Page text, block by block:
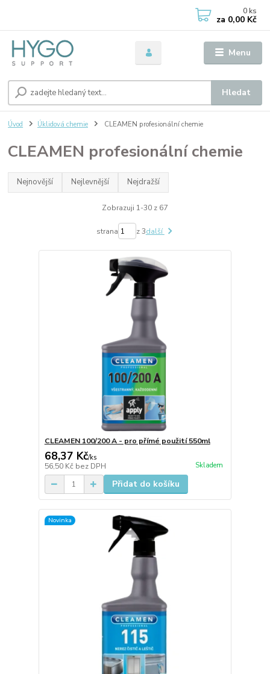
Menu
Hledat
0 ks
za 0,00 Kč
Úvod Úklidová chemie CLEAMEN profesionální chemie
CLEAMEN profesionální chemie
Nejnovější Nejlevnější Nejdražší
Zobrazuji 1-30 z 67
strana z 3další
CLEAMEN 100/200 A - pro přímé použití 550ml
68,37 Kč/ks
56,50 Kč bez DPH Skladem
Přidat do košíku
Novinka